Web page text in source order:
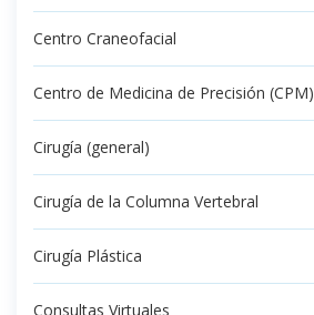
Centro Craneofacial
Centro de Medicina de Precisión (CPM)
Cirugía (general)
Cirugía de la Columna Vertebral
Cirugía Plástica
Consultas Virtuales